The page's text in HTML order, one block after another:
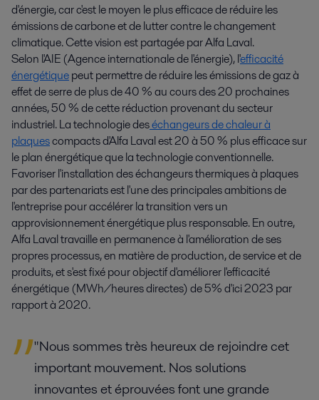
d'énergie, car c'est le moyen le plus efficace de réduire les
émissions de carbone et de lutter contre le changement
climatique. Cette vision est partagée par Alfa Laval.
Selon l'AIE (Agence internationale de l'énergie), l'efficacité
énergétiquepeut permettre de réduire les émissions de gaz à
effet de serre de plus de 40 % au cours des 20 prochaines
années, 50 % de cette réduction provenant du secteur
industriel. La technologie deséchangeurs de chaleur à
plaquescompacts d'Alfa Laval est 20 à 50 % plus efficace sur
le plan énergétique que la technologie conventionnelle.
Favoriser l'installation des échangeurs thermiques à plaques
par des partenariats est l'une des principales ambitions de
l'entreprise pour accélérer la transition vers un
approvisionnement énergétique plus responsable. En outre,
Alfa Laval travaille en permanence à l'amélioration de ses
propres processus, en matière de production, de service et de
produits, et s'est fixé pour objectif d'améliorer l'efficacité
énergétique (MWh/heures directes) de 5% d'ici 2023 par
rapport à 2020.
"Nous sommes très heureux de rejoindre cet
important mouvement. Nos solutions
innovantes et éprouvées font une grande